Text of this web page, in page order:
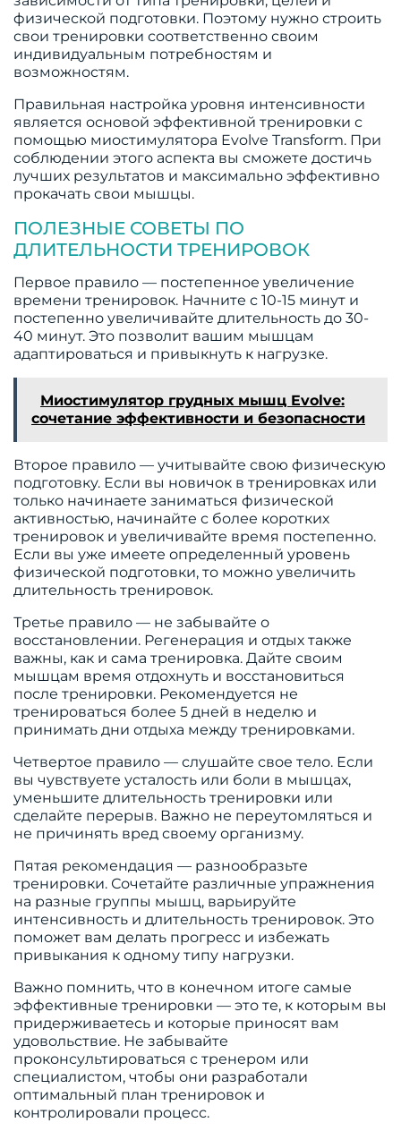
физической подготовки. Поэтому нужно строить
свои тренировки соответственно своим
индивидуальным потребностям и
возможностям.
Правильная настройка уровня интенсивности
является основой эффективной тренировки с
помощью миостимулятора Evolve Transform. При
соблюдении этого аспекта вы сможете достичь
лучших результатов и максимально эффективно
прокачать свои мышцы.
ПОЛЕЗНЫЕ СОВЕТЫ ПО
ДЛИТЕЛЬНОСТИ ТРЕНИРОВОК
Первое правило — постепенное увеличение
времени тренировок. Начните с 10-15 минут и
постепенно увеличивайте длительность до 30-
40 минут. Это позволит вашим мышцам
адаптироваться и привыкнуть к нагрузке.
Миостимулятор грудных мышц Evolve:
сочетание эффективности и безопасности
Второе правило — учитывайте свою физическую
подготовку. Если вы новичок в тренировках или
только начинаете заниматься физической
активностью, начинайте с более коротких
тренировок и увеличивайте время постепенно.
Если вы уже имеете определенный уровень
физической подготовки, то можно увеличить
длительность тренировок.
Третье правило — не забывайте о
восстановлении. Регенерация и отдых также
важны, как и сама тренировка. Дайте своим
мышцам время отдохнуть и восстановиться
после тренировки. Рекомендуется не
тренироваться более 5 дней в неделю и
принимать дни отдыха между тренировками.
Четвертое правило — слушайте свое тело. Если
вы чувствуете усталость или боли в мышцах,
уменьшите длительность тренировки или
сделайте перерыв. Важно не переутомляться и
не причинять вред своему организму.
Пятая рекомендация — разнообразьте
тренировки. Сочетайте различные упражнения
на разные группы мышц, варьируйте
интенсивность и длительность тренировок. Это
поможет вам делать прогресс и избежать
привыкания к одному типу нагрузки.
Важно помнить, что в конечном итоге самые
эффективные тренировки — это те, к которым вы
придерживаетесь и которые приносят вам
удовольствие. Не забывайте
проконсультироваться с тренером или
специалистом, чтобы они разработали
оптимальный план тренировок и
контролировали процесс.